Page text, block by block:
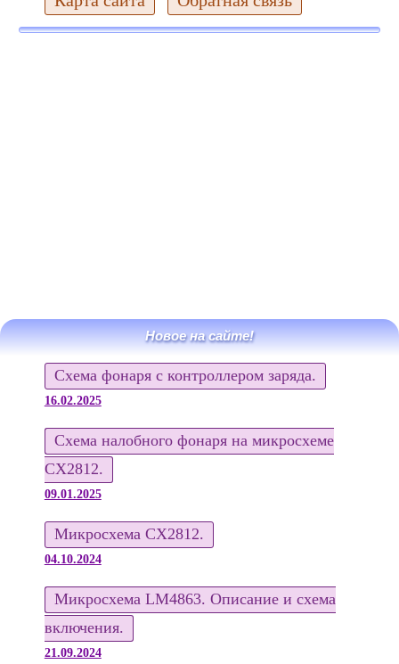
Новое на сайте!
Схема фонаря с контроллером заряда.
16.02.2025
Схема налобного фонаря на микросхеме
CX2812.
09.01.2025
Микросхема CX2812.
04.10.2024
Микросхема LM4863. Описание и схема
включения.
21.09.2024